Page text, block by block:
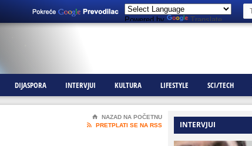
Powered by Translate
DIJASPORA INTERVJUI KULTURA LIFESTYLE SCI/TECH
⌂
NAZAD NA POČETNU

PRETPLATI SE NA RSS INTERVJUI